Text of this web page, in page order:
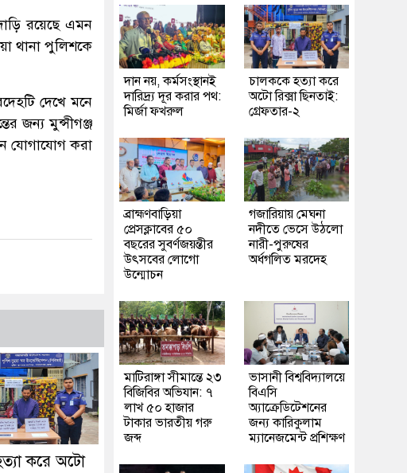
রয়েছে এমন
থানা পুলিশকে
দেখে মনে
জন্য মুন্সীগঞ্জ
যোগাযোগ করা
করে অটো
দান নয়, কর্মসংস্থানই
দারিদ্র্য দূর করার পথ:
মির্জা ফখরুল
চালককে হত্যা করে
অটো রিক্সা ছিনতাই:
গ্রেফতার-২
ব্রাহ্মণবাড়িয়া
প্রেসক্লাবের ৫০
বছরের সুবর্ণজয়ন্তীর
উৎসবের লোগো
উন্মোচন
গজারিয়ায় মেঘনা
নদীতে ভেসে উঠলো
নারী-পুরুষের
অর্ধগলিত মরদেহ
মাটিরাঙ্গা সীমান্তে ২৩
বিজিবির অভিযান: ৭
লাখ ৫০ হাজার
টাকার ভারতীয় গরু
জব্দ
ভাসানী বিশ্ববিদ্যালয়ে
বিএসি
অ্যাক্রেডিটেশনের
জন্য কারিকুলাম
ম্যানেজমেন্ট প্রশিক্ষণ